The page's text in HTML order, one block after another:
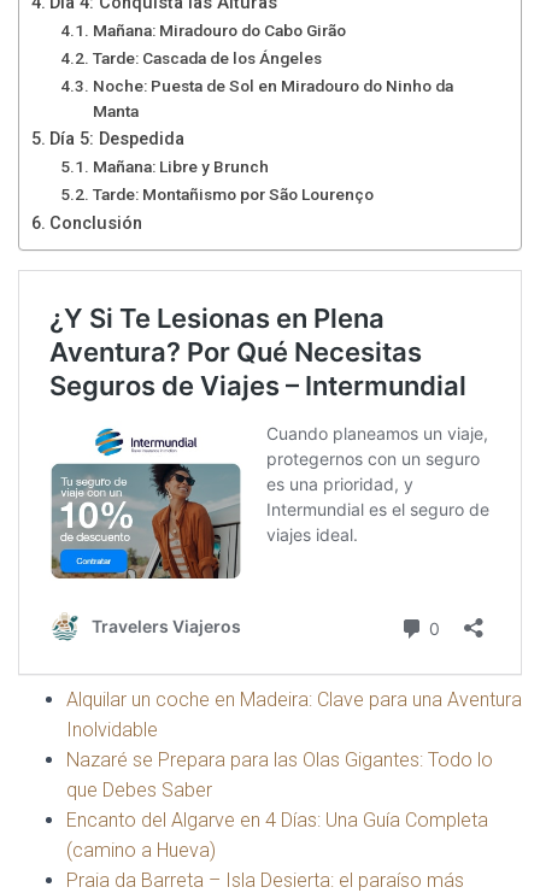
Mañana: Miradouro do Cabo Girão
Tarde: Cascada de los Ángeles
Noche: Puesta de Sol en Miradouro do Ninho da
Manta
Día 5: Despedida
Mañana: Libre y Brunch
Tarde: Montañismo por São Lourenço
Conclusión
Alquilar un coche en Madeira: Clave para una Aventura
Inolvidable
Nazaré se Prepara para las Olas Gigantes: Todo lo
que Debes Saber
Encanto del Algarve en 4 Días: Una Guía Completa
(camino a Hueva)
Praia da Barreta – Isla Desierta: el paraíso más